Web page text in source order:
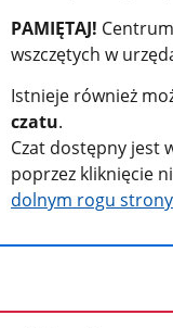
PAMIĘTAJ!
wszczętych w
Istnieje również
czatu.
Czat dostępny jest
poprzez kliknięcie
dolnym rogu strony